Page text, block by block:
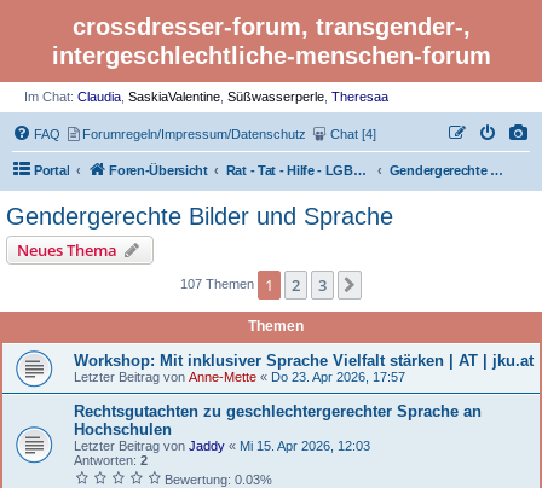
crossdresser-forum, transgender-,
intergeschlechtliche-menschen-forum
Im Chat: Claudia SaskiaValentine Süßwasserperle Theresaa
FAQ Forumregeln/Impressum/Datenschutz Chat [4]
Portal Foren-Übersicht Rat - Tat - Hilfe - LGBTI Rights - Infos Gendergerechte Bilder und Sprache
Gendergerechte Bilder und Sprache
Neues Thema
107 Themen 1 2 3
Themen
Workshop: Mit inklusiver Sprache Vielfalt stärken | AT | jku.at
Letzter Beitrag von Anne-Mette « Do 23. Apr 2026, 17:57
Rechtsgutachten zu geschlechtergerechter Sprache an
Hochschulen
Letzter Beitrag von Jaddy « Mi 15. Apr 2026, 12:03
Antworten: 2
Bewertung: 0.03%